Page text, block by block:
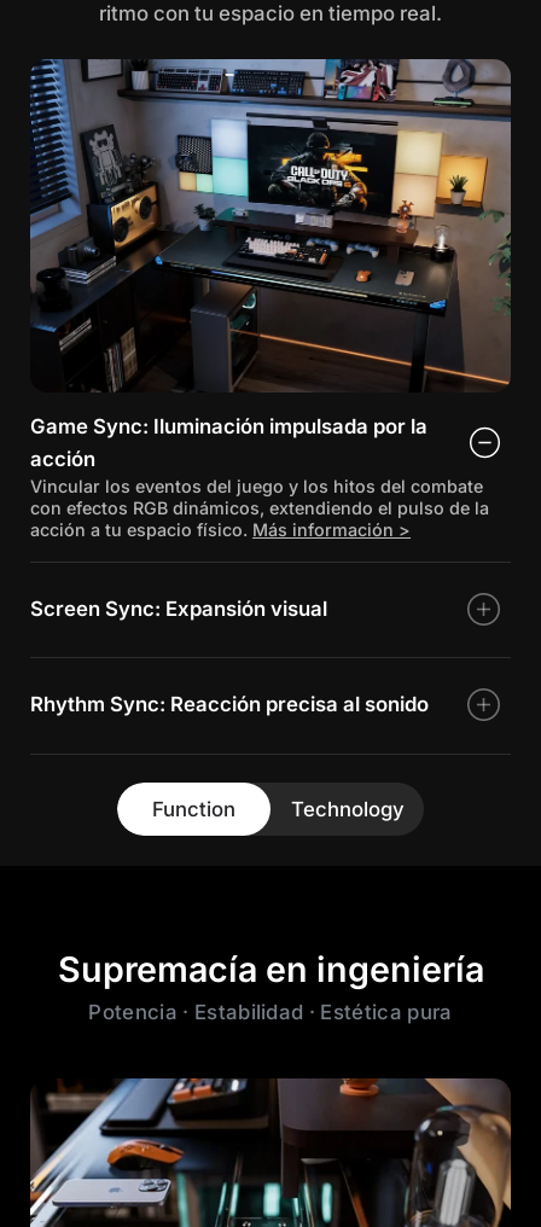
ritmo con tu espacio en tiempo real.
Game Sync: Iluminación impulsada por la
acción
Vincular los eventos del juego y los hitos del combate
con efectos RGB dinámicos, extendiendo el pulso de la
acción a tu espacio físico. Más información >
Screen Sync: Expansión visual
escritorio, profundizando tu inmersión en películas y
Rhythm Sync: Reacción precisa al sonido
pulsen, fluyan y cambien de color con tu audio. El
de música e iluminación para una experiencia
audiovisual totalmente coordinada. Más información >
Function Technology
Supremacía en ingeniería
Potencia · Estabilidad · Estética pura